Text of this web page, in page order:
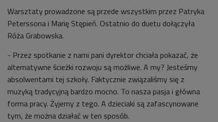
Warsztaty prowadzone są przede wszystkim przez Patryka
Peterssona i Marię Stępień. Ostatnio do duetu dołączyła
Róża Grabowska.
- Przez spotkanie z nami pani dyrektor chciała pokazać, że
alternatywne ścieżki rozwoju są możliwe. A my? Jesteśmy
absolwentami tej szkoły. Faktycznie związaliśmy się z
muzyką tradycyjną bardzo mocno. To nasza pasja i główna
forma pracy. Żyjemy z tego. A dzieciaki są zafascynowane
tym, że można działać w ten sposób.